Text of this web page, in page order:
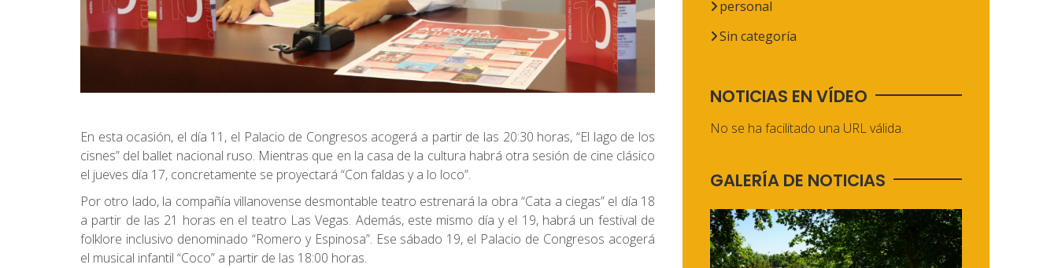
En esta ocasión, el día 11, el Palacio de Congresos acogerá a partir de las 20:30 horas, “El lago de los
cisnes” del ballet nacional ruso. Mientras que en la casa de la cultura habrá otra sesión de cine clásico
el jueves día 17, concretamente se proyectará “Con faldas y a lo loco”.
Por otro lado, la compañía villanovense desmontable teatro estrenará la obra “Cata a ciegas” el día 18
a partir de las 21 horas en el teatro Las Vegas. Además, este mismo día y el 19, habrá un festival de
folklore inclusivo denominado “Romero y Espinosa”. Ese sábado 19, el Palacio de Congresos acogerá
el musical infantil “Coco” a partir de las 18:00 horas.
personal
Sin categoría
NOTICIAS EN VÍDEO
No se ha facilitado una URL válida.
GALERÍA DE NOTICIAS